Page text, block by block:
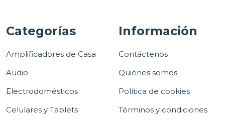
Categorías
Amplificadores de Casa
Audio
Electrodomésticos
Celulares y Tablets
Información
Contáctenos
Quiénes somos
Política de cookies
Términos y condiciones